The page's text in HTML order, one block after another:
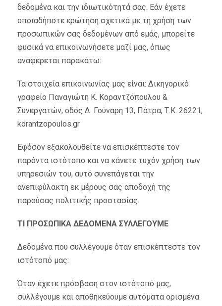
δεδομένα και την ιδιωτικότητά σας. Εάν έχετε
οποιαδήποτε ερώτηση σχετικά με τη χρήση των
προσωπικών σας δεδομένων από εμάς, μπορείτε
φυσικά να επικοινωνήσετε μαζί μας, όπως
αναφέρεται παρακάτω:
Τα στοιχεία επικοινωνίας μας είναι: Δικηγορικό
γραφείο Παναγιώτη Κ. Κοραντζόπουλου &
Συνεργατών, οδός Δ. Γούναρη 13, Πάτρα, Τ.Κ. 26221,
korantzopoulos.gr
Εφόσον εξακολουθείτε να επισκέπτεστε τον
παρόντα ιστότοπο και να κάνετε τυχόν χρήση των
υπηρεσιών του, αυτό συνεπάγεται την
ανεπιφύλακτη εκ μέρους σας αποδοχή της
παρούσας πολιτικής προστασίας.
ΤΙ ΠΡΟΣΩΠΙΚΑ ΔΕΔΟΜΕΝΑ ΣΥΛΛΕΓΟΥΜΕ
Δεδομένα που συλλέγουμε όταν επισκέπτεστε τον
ιστότοπό μας:
Όταν έχετε πρόσβαση στον ιστότοπό μας,
συλλέγουμε και αποθηκεύουμε αυτόματα ορισμένα